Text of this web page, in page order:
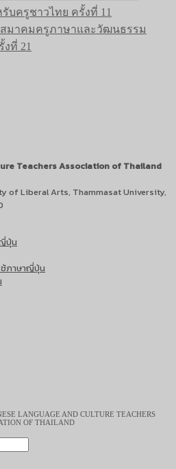
ครูชาวไทย ครั้งที่ 11
มาคมครูภาษาและวัฒนธรรม
ที่ 21
Teachers Association of Thailand
of Liberal Arts, Thammasat University,
ปุ่น
ช้ภาษาญี่ปุ่น
LANGUAGE AND CULTURE TEACHERS
OF THAILAND